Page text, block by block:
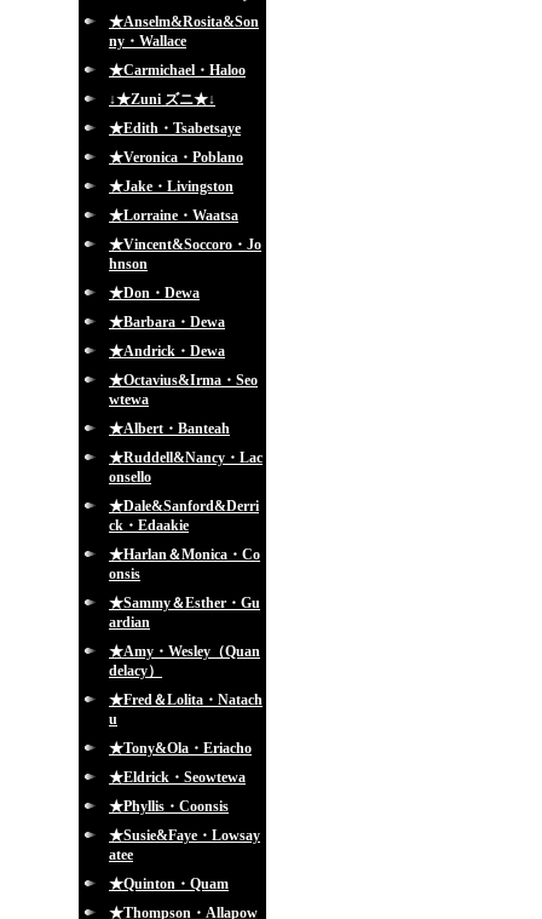
★Anselm&Rosita&Son
ny・Wallace
★Carmichael・Haloo
↓★Zuni ズニ★↓
★Edith・Tsabetsaye
★Veronica・Poblano
★Jake・Livingston
★Lorraine・Waatsa
★Vincent&Soccoro・Jo
hnson
★Don・Dewa
★Barbara・Dewa
★Andrick・Dewa
★Octavius&Irma・Seo
wtewa
★Albert・Banteah
★Ruddell&Nancy・Lac
onsello
★Dale&Sanford&Derri
ck・Edaakie
★Harlan＆Monica・Co
onsis
★Sammy＆Esther・Gu
ardian
★Amy・Wesley（Quan
delacy）
★Fred＆Lolita・Natach
u
★Tony&Ola・Eriacho
★Eldrick・Seowtewa
★Phyllis・Coonsis
★Susie&Faye・Lowsay
atee
★Quinton・Quam
★Thompson・Allapow